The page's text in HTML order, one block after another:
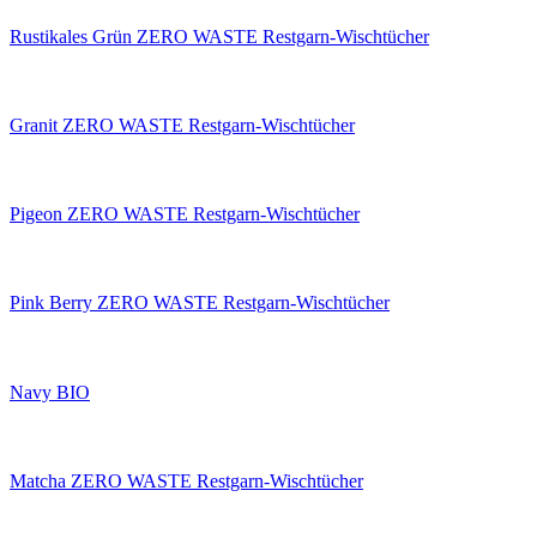
Rustikales Grün ZERO WASTE Restgarn-Wischtücher
Granit ZERO WASTE Restgarn-Wischtücher
Pigeon ZERO WASTE Restgarn-Wischtücher
Pink Berry ZERO WASTE Restgarn-Wischtücher
Navy BIO
Matcha ZERO WASTE Restgarn-Wischtücher